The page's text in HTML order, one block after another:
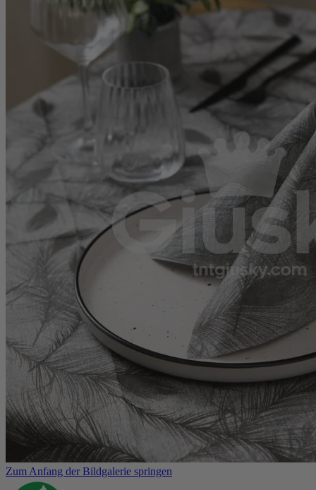
Zum Anfang der Bildgalerie springen